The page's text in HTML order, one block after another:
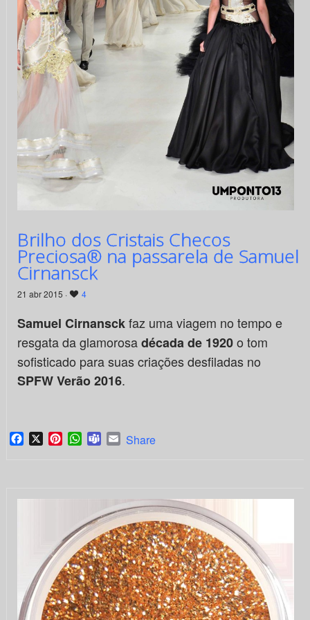
Brilho dos Cristais Checos
Preciosa® na passarela de Samuel
Cirnansck
21 abr 2015 · 4
Samuel Cirnansckfaz uma viagem no tempo e
resgata da glamorosadécada de 1920o tom
sofisticado para suas criações desfiladas no
SPFW Verão 2016.
Facebook
X PinterestWhatsApp
TeamsEmail
Share